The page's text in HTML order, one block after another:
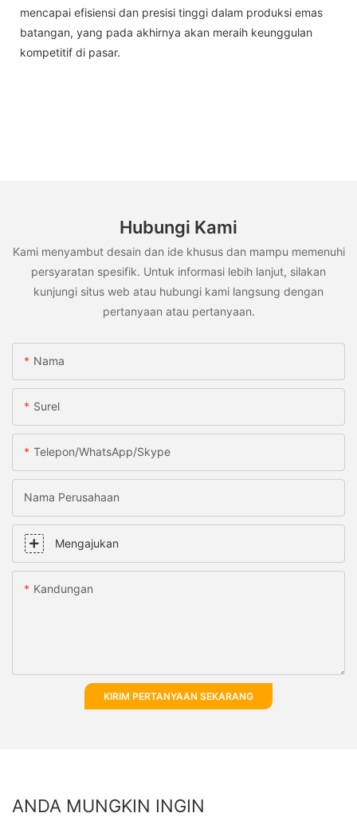
mencapai efisiensi dan presisi tinggi dalam produksi emas
batangan, yang pada akhirnya akan meraih keunggulan
kompetitif di pasar.
Hubungi Kami
Kami menyambut desain dan ide khusus dan mampu memenuhi
persyaratan spesifik. Untuk informasi lebih lanjut, silakan
kunjungi situs web atau hubungi kami langsung dengan
pertanyaan atau pertanyaan.
Nama
Surel
Telepon/WhatsApp/Skype
Nama Perusahaan
Mengajukan
Kandungan
KIRIM PERTANYAAN SEKARANG
ANDA MUNGKIN INGIN